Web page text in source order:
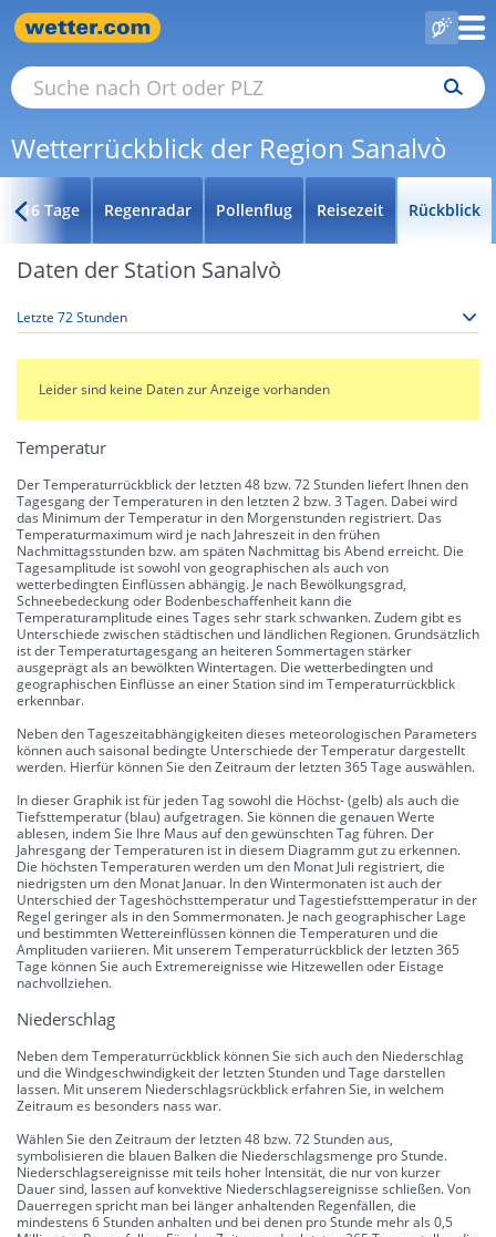
Wetterrückblick der Region Sanalvò
16 Tage Regenradar Pollenflug Reisezeit Rückblick
Daten der Station Sanalvò
Leider sind keine Daten zur Anzeige vorhanden
Temperatur
Der Temperaturrückblick der letzten 48 bzw. 72 Stunden liefert Ihnen den
Tagesgang der Temperaturen in den letzten 2 bzw. 3 Tagen. Dabei wird
das Minimum der Temperatur in den Morgenstunden registriert. Das
Temperaturmaximum wird je nach Jahreszeit in den frühen
Nachmittagsstunden bzw. am späten Nachmittag bis Abend erreicht. Die
Tagesamplitude ist sowohl von geographischen als auch von
wetterbedingten Einflüssen abhängig. Je nach Bewölkungsgrad,
Schneebedeckung oder Bodenbeschaffenheit kann die
Temperaturamplitude eines Tages sehr stark schwanken. Zudem gibt es
Unterschiede zwischen städtischen und ländlichen Regionen. Grundsätzlich
ist der Temperaturtagesgang an heiteren Sommertagen stärker
ausgeprägt als an bewölkten Wintertagen. Die wetterbedingten und
geographischen Einflüsse an einer Station sind im Temperaturrückblick
erkennbar.
Neben den Tageszeitabhängigkeiten dieses meteorologischen Parameters
können auch saisonal bedingte Unterschiede der Temperatur dargestellt
werden. Hierfür können Sie den Zeitraum der letzten 365 Tage auswählen.
In dieser Graphik ist für jeden Tag sowohl die Höchst- (gelb) als auch die
Tiefsttemperatur (blau) aufgetragen. Sie können die genauen Werte
ablesen, indem Sie Ihre Maus auf den gewünschten Tag führen. Der
Jahresgang der Temperaturen ist in diesem Diagramm gut zu erkennen.
Die höchsten Temperaturen werden um den Monat Juli registriert, die
niedrigsten um den Monat Januar. In den Wintermonaten ist auch der
Unterschied der Tageshöchsttemperatur und Tagestiefsttemperatur in der
Regel geringer als in den Sommermonaten. Je nach geographischer Lage
und bestimmten Wettereinflüssen können die Temperaturen und die
Amplituden variieren. Mit unserem Temperaturrückblick der letzten 365
Tage können Sie auch Extremereignisse wie Hitzewellen oder Eistage
nachvollziehen.
Niederschlag
Neben dem Temperaturrückblick können Sie sich auch den Niederschlag
und die Windgeschwindigkeit der letzten Stunden und Tage darstellen
lassen. Mit unserem Niederschlagsrückblick erfahren Sie, in welchem
Zeitraum es besonders nass war.
Wählen Sie den Zeitraum der letzten 48 bzw. 72 Stunden aus,
symbolisieren die blauen Balken die Niederschlagsmenge pro Stunde.
Niederschlagsereignisse mit teils hoher Intensität, die nur von kurzer
Dauer sind, lassen auf konvektive Niederschlagsereignisse schließen. Von
Dauerregen spricht man bei länger anhaltenden Regenfällen, die
mindestens 6 Stunden anhalten und bei denen pro Stunde mehr als 0,5